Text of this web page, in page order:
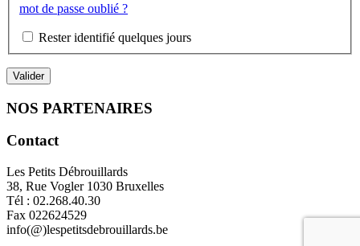
mot de passe oublié ?
Rester identifié quelques jours
NOS PARTENAIRES
Contact
Les Petits Débrouillards
38, Rue Vogler 1030 Bruxelles
Tél : 02.268.40.30
Fax 022624529
info(@)lespetitsdebrouillards.be